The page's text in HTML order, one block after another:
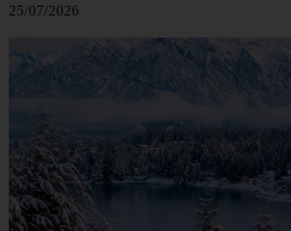
25/07/2026